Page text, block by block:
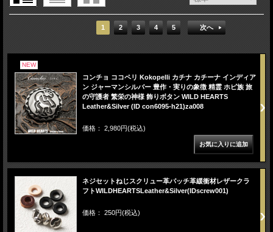
1 2 3 4 5 次へ
NEW
コンチョ ココペリ Kokopelli カチナ カチーナ インディア
ン ジャーマンシルバー 豊作・実りの象徴 精霊 ホピ族 旅
の守護者 繁栄の神様 飾りボタン WILD HEARTS
Leather&Silver (ID con6095-h21)za008
価格： 2,980円(税込)
ネジセットねじスクリュー革パッチ革緩衝材レザークラ
フトWILDHEARTSLeather&Silver(IDscrew001)
価格： 250円(税込)